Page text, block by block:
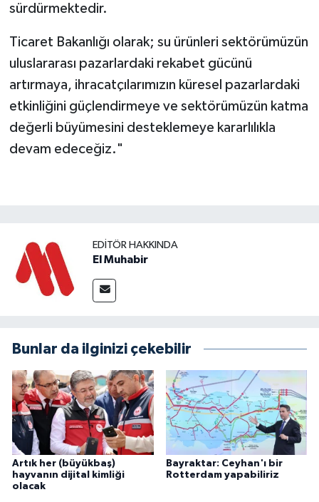
sürdürmektedir.
Ticaret Bakanlığı olarak; su ürünleri sektörümüzün
uluslararası pazarlardaki rekabet gücünü
artırmaya, ihracatçılarımızın küresel pazarlardaki
etkinliğini güçlendirmeye ve sektörümüzün katma
değerli büyümesini desteklemeye kararlılıkla
devam edeceğiz."
EDITÖR HAKKINDA
El Muhabir
Bunlar da ilginizi çekebilir
Artık her (büyükbaş)
hayvanın dijital kimliği
olacak
Bayraktar: Ceyhan'ı bir
Rotterdam yapabiliriz